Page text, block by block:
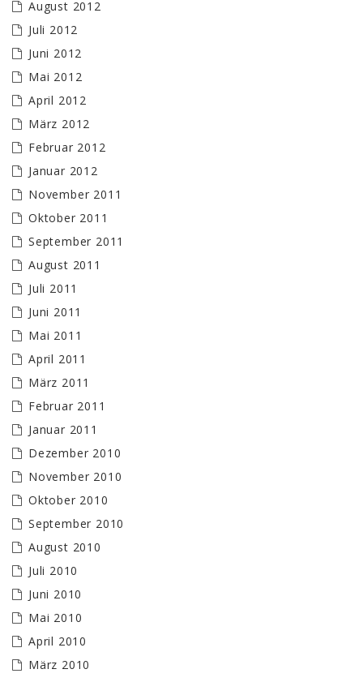
August 2012
Juli 2012
Juni 2012
Mai 2012
April 2012
März 2012
Februar 2012
Januar 2012
November 2011
Oktober 2011
September 2011
August 2011
Juli 2011
Juni 2011
Mai 2011
April 2011
März 2011
Februar 2011
Januar 2011
Dezember 2010
November 2010
Oktober 2010
September 2010
August 2010
Juli 2010
Juni 2010
Mai 2010
April 2010
März 2010